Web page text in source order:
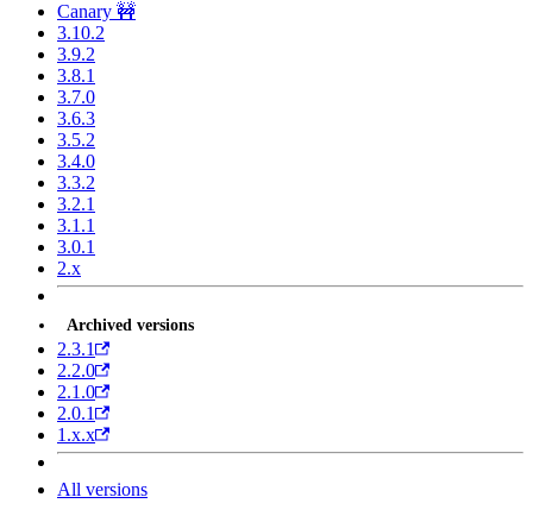
Canary 🚧
3.10.2
3.9.2
3.8.1
3.7.0
3.6.3
3.5.2
3.4.0
3.3.2
3.2.1
3.1.1
3.0.1
2.x
Archived versions
2.3.1
2.2.0
2.1.0
2.0.1
1.x.x
All versions